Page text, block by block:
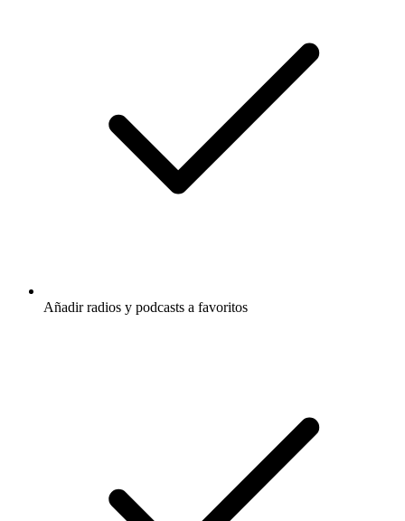
Añadir radios y podcasts a favoritos